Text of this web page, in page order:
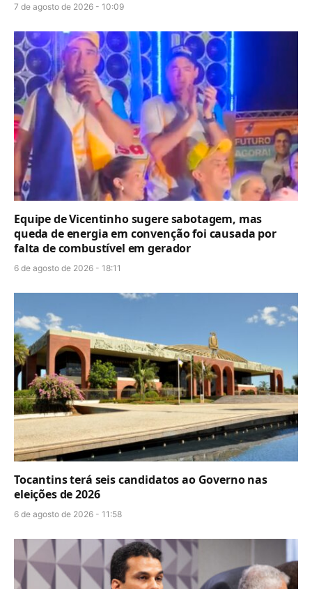
7 de agosto de 2026 - 10:09
Equipe de Vicentinho sugere sabotagem, mas
queda de energia em convenção foi causada por
falta de combustível em gerador
6 de agosto de 2026 - 18:11
Tocantins terá seis candidatos ao Governo nas
eleições de 2026
6 de agosto de 2026 - 11:58